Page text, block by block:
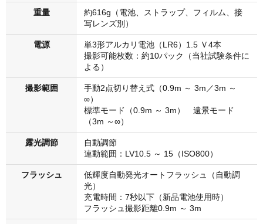
重量
約616g（電池、ストラップ、フィルム、接
写レンズ別）
電源
単3形アルカリ電池（LR6）1.5 Ｖ4本
撮影可能枚数：約10パック（当社試験条件に
よる）
撮影範囲
手動2点切り替え式（0.9m ～ 3m／3m ～
∞）
標準モード（0.9m ～ 3m） 遠景モード
（3m ～∞）
露光調節
自動調節
連動範囲：LV10.5 ～ 15（ISO800）
フラッシュ
低輝度自動発光オートフラッシュ（自動調
光）
充電時間：7秒以下（新品電池使用時）
フラッシュ撮影距離0.9m ～ 3m